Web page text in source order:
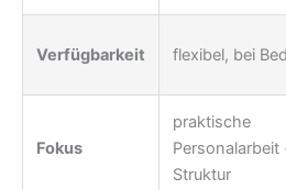
Verfügbarkeit flexibel, bei
Fokus
praktische
Personalarbeit
Struktur